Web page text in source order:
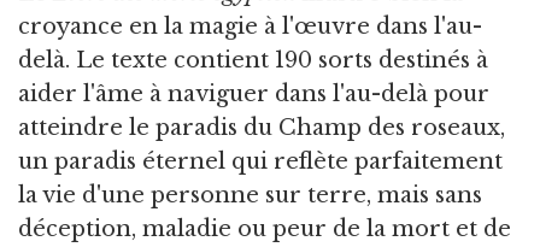
croyance en la magie à l'œuvre dans l'au-
delà. Le texte contient 190 sorts destinés à
aider l'âme à naviguer dans l'au-delà pour
atteindre le paradis du Champ des roseaux,
un paradis éternel qui reflète parfaitement
la vie d'une personne sur terre, mais sans
déception, maladie ou peur de la mort et de